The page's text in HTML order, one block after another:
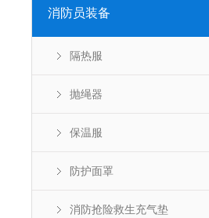
消防员装备
隔热服
抛绳器
保温服
防护面罩
消防抢险救生充气垫